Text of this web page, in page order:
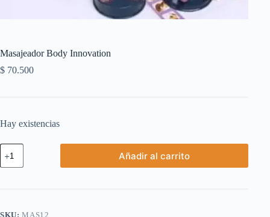
Masajeador Body Innovation
$ 70.500
Hay existencias
Masajeador
Body
Innovation
Añadir al carrito
SKU:MAS12